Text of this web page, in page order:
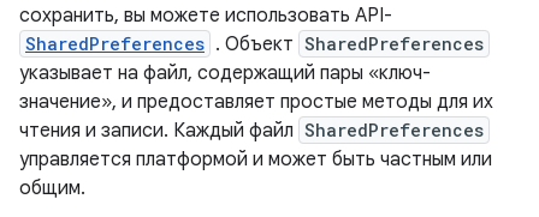
сохранить, вы можете использовать API-
SharedPreferences . Объект SharedPreferences
указывает на файл, содержащий пары «ключ-
значение», и предоставляет простые методы для их
чтения и записи. Каждый файл SharedPreferences
управляется платформой и может быть частным или
общим.